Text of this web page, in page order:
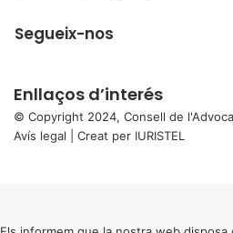
Segueix-nos
Enllaços d’interés
© Copyright 2024, Consell de
Avís legal | Creat per IURISTEL